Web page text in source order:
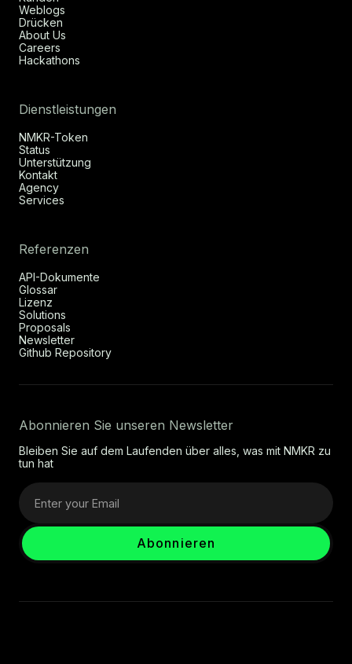
Weblogs
Drücken
About Us
Careers
Hackathons
Dienstleistungen
NMKR-Token
Status
Unterstützung
Kontakt
Agency
Services
Referenzen
API-Dokumente
Glossar
Lizenz
Solutions
Proposals
Newsletter
Github Repository
Abonnieren Sie unseren Newsletter
Bleiben Sie auf dem Laufenden über alles, was mit NMKR zu
tun hat